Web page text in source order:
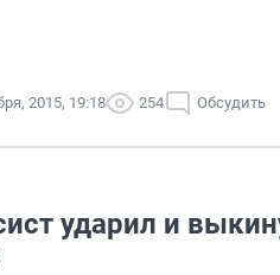
2015, 19:18 254 Обсудить
ударил и